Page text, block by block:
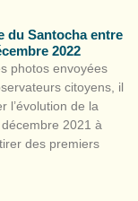
différents projets,
du Santocha entre
2022
photos envoyées
citoyens, il
l’évolution de la
2021 à
des premiers